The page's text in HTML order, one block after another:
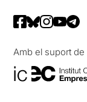
Amb el suport de